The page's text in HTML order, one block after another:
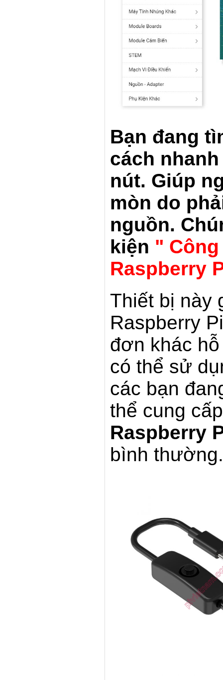
Bạn đang
cách
nút. Giúp
mòn do
nguồn.
kiện "
Raspberry
Thiết bị này
Raspberry
đơn khác
có thể sử
các bạn
thể cung
Raspberry
bình